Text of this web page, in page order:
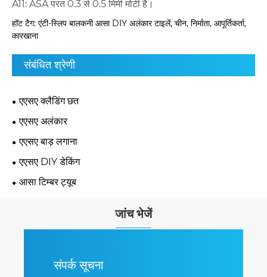
A11: ASA परत 0.3 से 0.5 मिमी मोटी है।
हॉट टैग: एंटी-स्लिप बालकनी आसा DIY अलंकार टाइलें, चीन, निर्माता, आपूर्तिकर्ता,
कारखाना
संबंधित श्रेणी
एएसए क्लैडिंग छत
एएसए अलंकार
एएसए बाड़ लगाना
एएसए DIY डेकिंग
आसा टिम्बर ट्यूब
जांच भेजें
संपर्क सूचना